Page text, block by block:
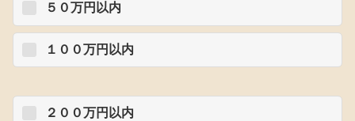
５０万円以内
１００万円以内
２００万円以内